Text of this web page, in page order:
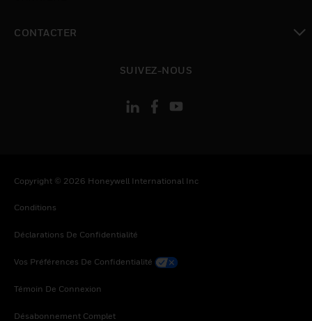
CONTACTER
SUIVEZ-NOUS
Copyright © 2026 Honeywell International Inc
Conditions
Déclarations De Confidentialité
Vos Préférences De Confidentialité
Témoin De Connexion
Désabonnement Complet